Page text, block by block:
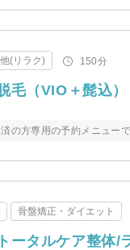
(リラク) 150分
毛（VIO＋髭込）
の方専用の予約メニュー
骨盤矯正・ダイエット
ータルケア整体/